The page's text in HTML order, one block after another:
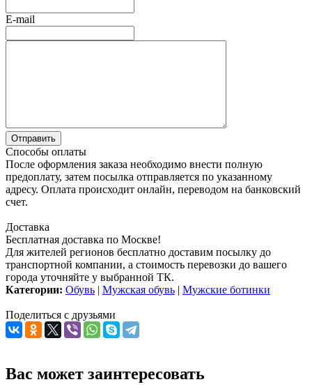
E-mail
Способы оплаты
После оформления заказа необходимо внести полную
предоплату, затем посылка отправляется по указанному
адресу. Оплата происходит онлайн, переводом на банковский
счет.
Доставка
Бесплатная доставка по Москве!
Для жителей регионов бесплатно доставим посылку до
транспортной компании, а стоимость перевозки до вашего
города уточняйте у выбранной ТК.
Категории: Обувь | Мужская обувь | Мужские ботинки
Поделиться с друзьями
Вас может заинтересовать